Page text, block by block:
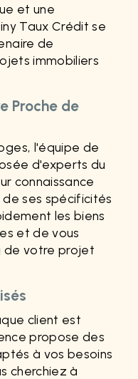
et une
Taux Crédit se
de
immobiliers
Proche de
l'équipe de
d'experts du
connaissance
ses spécificités
les biens
et de vous
de votre projet
client est
propose des
à vos besoins
cherchiez à